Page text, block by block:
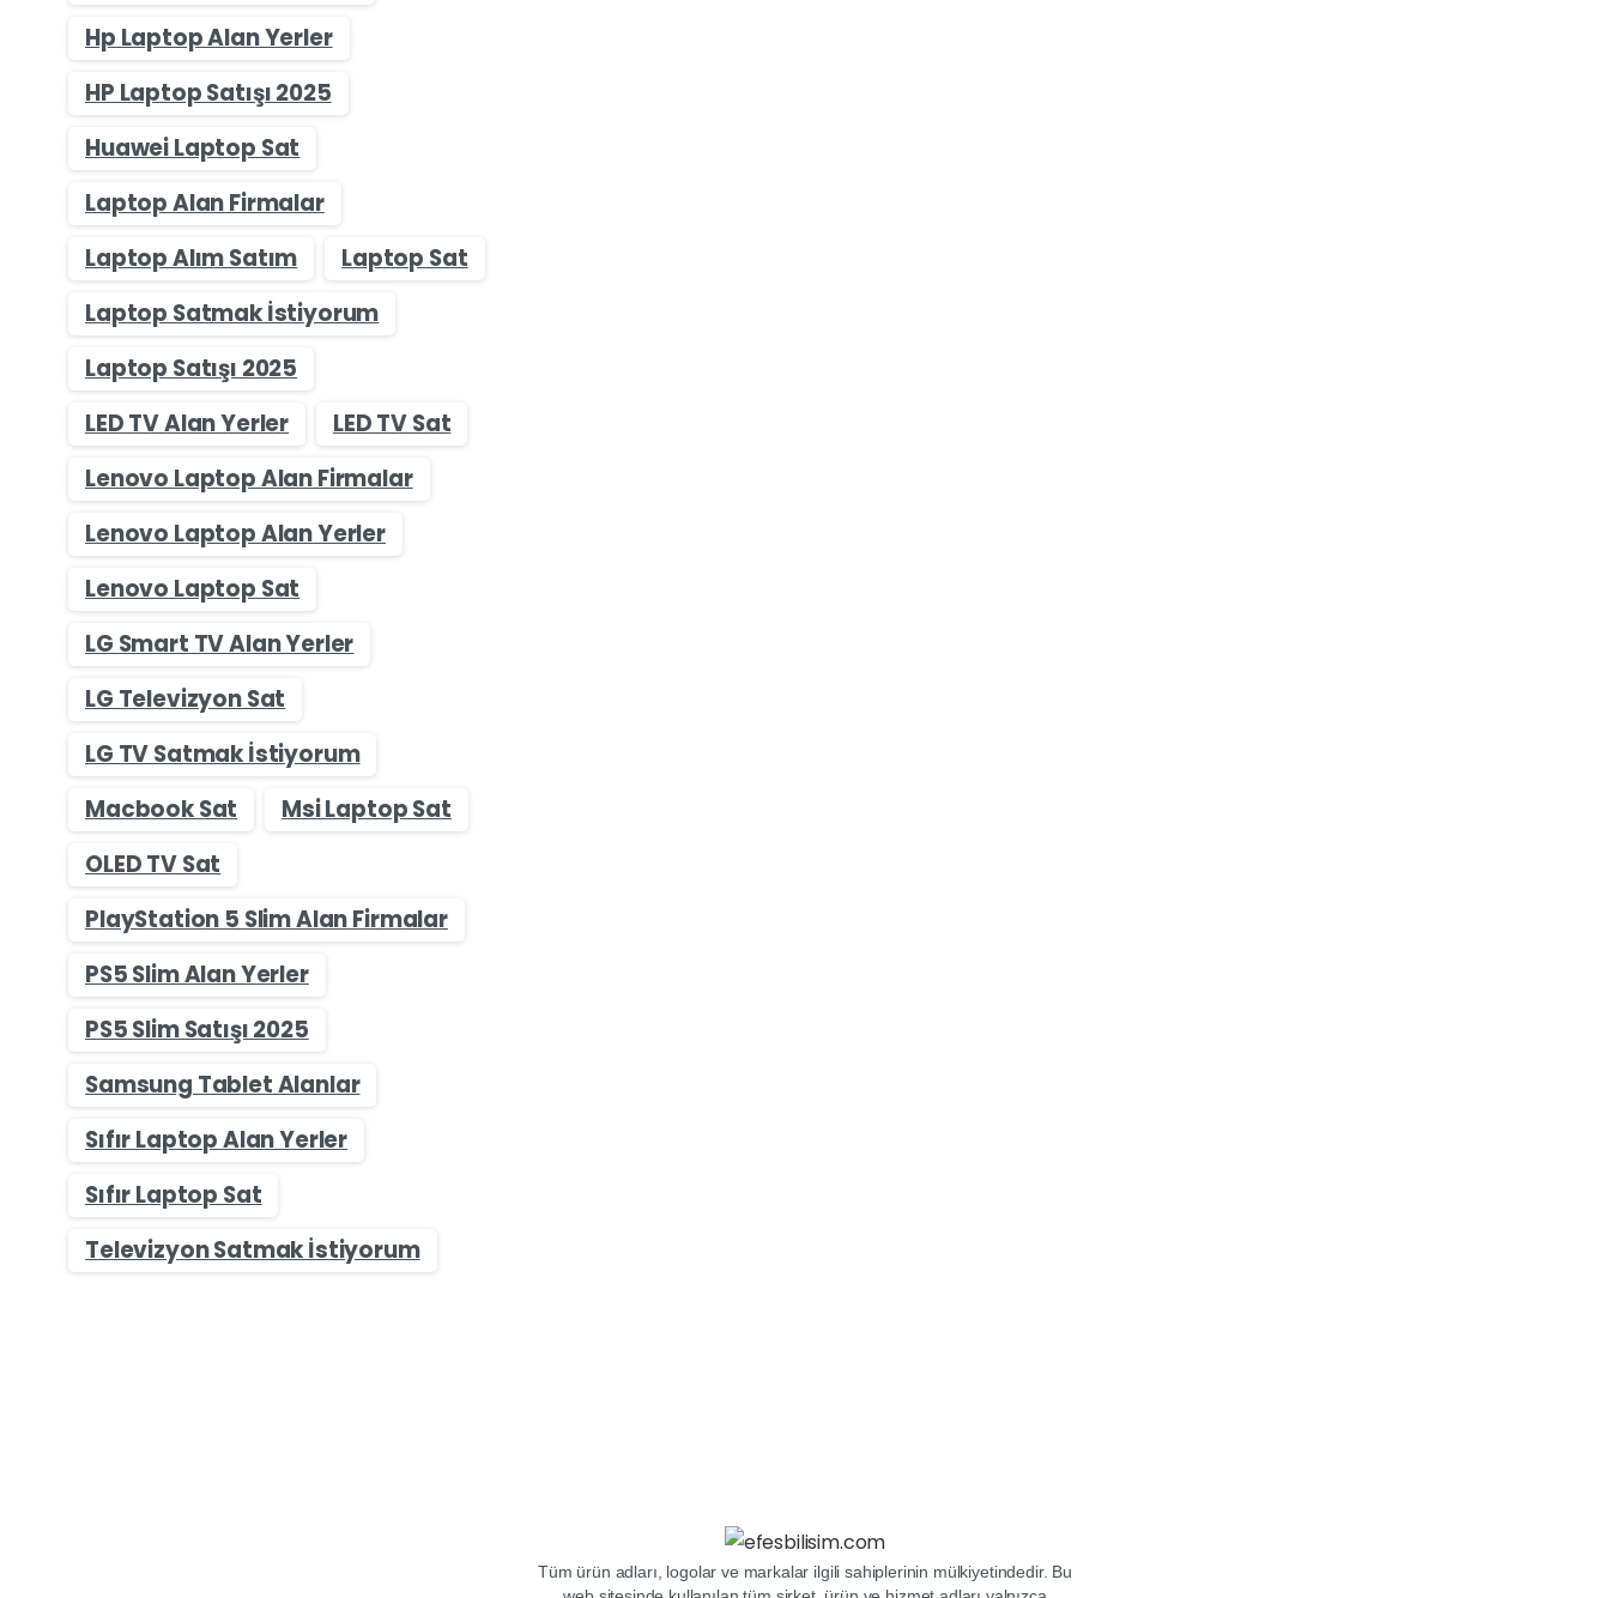
Hp Laptop Alan Yerler
HP Laptop Satışı 2025
Huawei Laptop Sat
Laptop Alan Firmalar
Laptop Alım Satım
Laptop Sat
Laptop Satmak İstiyorum
Laptop Satışı 2025
LED TV Alan Yerler
LED TV Sat
Lenovo Laptop Alan Firmalar
Lenovo Laptop Alan Yerler
Lenovo Laptop Sat
LG Smart TV Alan Yerler
LG Televizyon Sat
LG TV Satmak İstiyorum
Macbook Sat
Msi Laptop Sat
OLED TV Sat
PlayStation 5 Slim Alan Firmalar
PS5 Slim Alan Yerler
PS5 Slim Satışı 2025
Samsung Tablet Alanlar
Sıfır Laptop Alan Yerler
Sıfır Laptop Sat
Televizyon Satmak İstiyorum
Tüm ürün adları, logolar ve markalar ilgili sahiplerinin mülkiyetindedir. Bu